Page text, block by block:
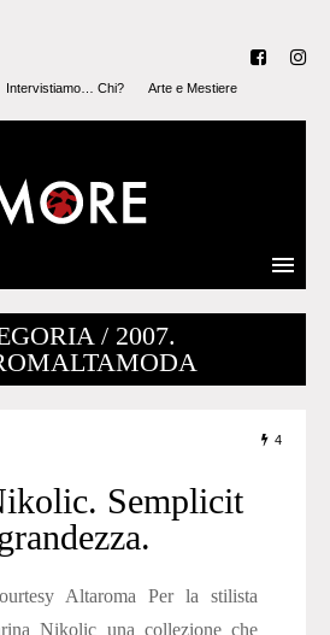
Intervistiamo… Chi?
Arte e Mestiere
/ 2007.
4
Semplicit
Altaroma Per la stilista
Nikolic una collezione che